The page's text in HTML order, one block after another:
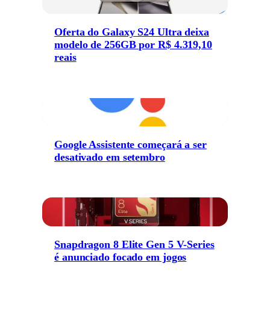
Oferta do Galaxy S24 Ultra deixa
modelo de 256GB por R$ 4.319,10
reais
Google Assistente começará a ser
desativado em setembro
Snapdragon 8 Elite Gen 5 V-Series
é anunciado focado em jogos